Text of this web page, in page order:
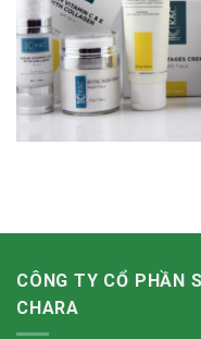
CÔNG TY CỔ PHẦN
CHARA